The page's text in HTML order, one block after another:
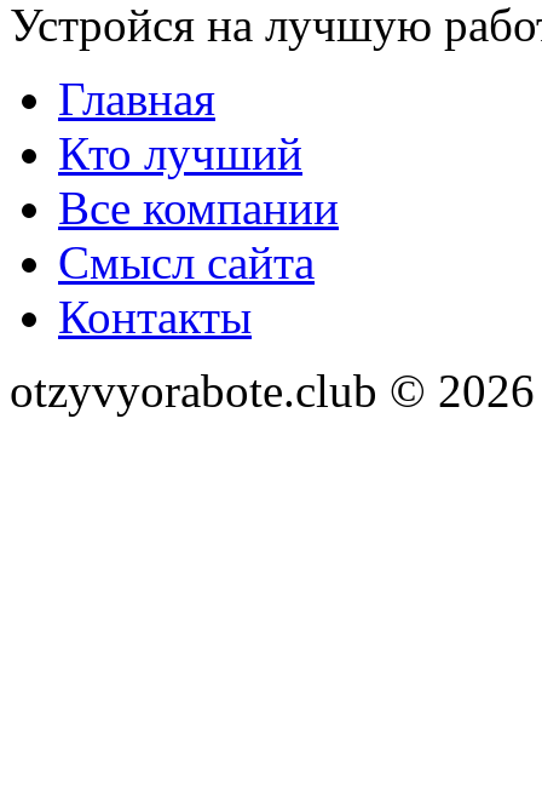
Устройся на лучшую
Главная
Кто лучший
Все компании
Смысл сайта
Контакты
otzyvyorabote.club © 2026